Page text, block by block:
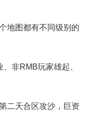
地图都有不同级别的
非RMB玩家雄起、
二天合区攻沙，巨资